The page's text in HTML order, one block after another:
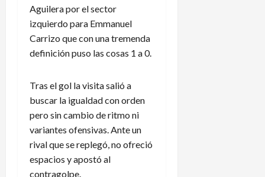
Aguilera por el sector
izquierdo para Emmanuel
Carrizo que con una tremenda
definición puso las cosas 1 a 0.
Tras el gol la visita salió a
buscar la igualdad con orden
pero sin cambio de ritmo ni
variantes ofensivas. Ante un
rival que se replegó, no ofreció
espacios y apostó al
contragolpe.